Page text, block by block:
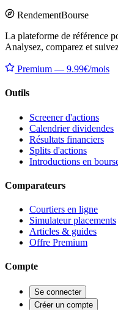
RendementBourse
La plateforme de référence
Analysez, comparez et
Premium — 9.99€/mois
Outils
Screener d'actions
Calendrier dividendes
Résultats financiers
Splits d'actions
Introductions en
Comparateurs
Courtiers en ligne
Simulateur placements
Articles & guides
Offre Premium
Compte
Se connecter
Créer un compte